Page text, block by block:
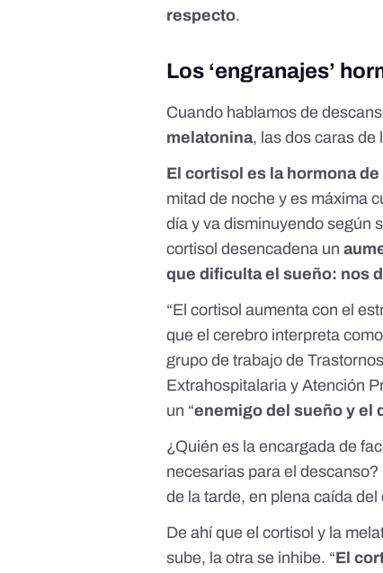
respecto.
Los ‘engranajes’
Cuando hablamos de
melatonina, las dos caras de
El cortisol es la hormona
mitad de noche y es máxima
día y va disminuyendo según
cortisol desencadena un
que dificulta el sueño: nos
“El cortisol aumenta con el
que el cerebro interpreta
grupo de trabajo de
Extrahospitalaria y Atención
un “enemigo del sueño y el
¿Quién es la encargada de
necesarias para el descanso?
de la tarde, en plena caída del
De ahí que el cortisol y la
sube, la otra se inhibe. “El